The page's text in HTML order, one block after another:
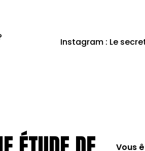
Instagram : Le
Vous